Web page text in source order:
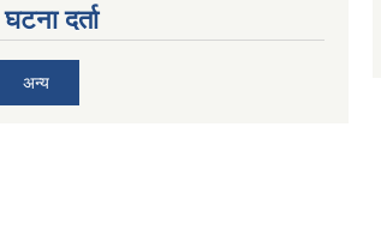
घटना दर्ता
अन्य